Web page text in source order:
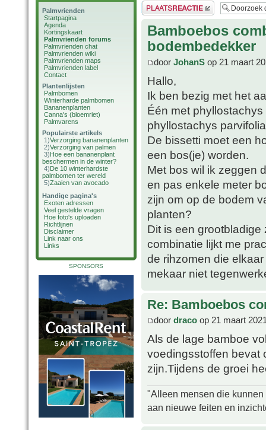
Palmvrienden
Startpagina
Agenda
Kortingskaart
Palmvrienden forums
Palmvrienden chat
Palmvrienden wiki
Palmvrienden maps
Palmvrienden label
Contact
Plantenlijsten
Palmbomen
Winterharde palmbomen
Bananenplanten
Canna's (bloemriet)
Palmvarens
Populairste artikels
1)Verzorging bananenplanten
2)Verzorging van palmen
3)Hoe een bananenplant
beschermen in de winter?
4)De 10 winterhardste
palmbomen ter wereld
5)Zaaien van avocado
Handige pagina's
Exoten adressen
Veel gestelde vragen
Hoe foto's uploaden
Richtlijnen
Disclaimer
Link naar ons
Links
SPONSORS
Plaats een reactie
Bamboebos
bodembedekker
door JohanS op 21 maart
Hallo,
Ik ben bezig met het
Één met
phyllostachys
De bissetti moet een
een bos(je) worden.
Met bos wil ik zeggen
en pas enkele meter
zijn om op de bodem
planten?
Dit is een
combinatie lijkt me
de rihzomen die
mekaar niet
Re: Bamboebos
door draco op 21 maart
Als de lage bamboe
voedingsstoffen bevat
zijn.Tijdens de groei
"Alleen mensen die
aan nieuwe feiten en